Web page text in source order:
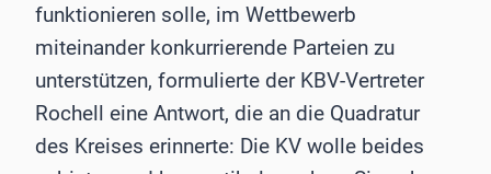
funktionieren solle, im Wettbewerb
miteinander konkurrierende Parteien zu
unterstützen, formulierte der KBV-Vertreter
Rochell eine Antwort, die an die Quadratur
des Kreises erinnerte: Die KV wolle beides